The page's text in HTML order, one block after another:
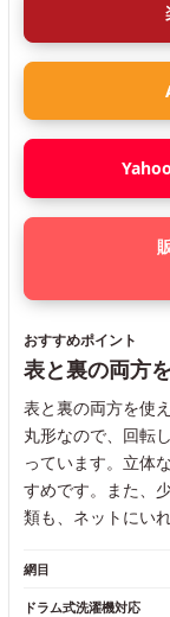
おすすめポイント
表と裏の両方
表と裏の両方を使
丸形なので、回転
っています。立体
すめです。また、
類も、ネットにい
網目
ドラム式洗濯機対応